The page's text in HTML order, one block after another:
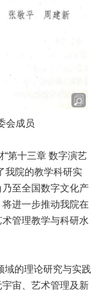
会成员
第十三章 数字演艺
我院的教学科研实
至全国数字文化产
进一步推动我院在
管理教学与科研水
域的理论研究与实践
宙、艺术管理及新